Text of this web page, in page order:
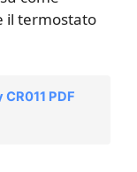
il termostato
PDF